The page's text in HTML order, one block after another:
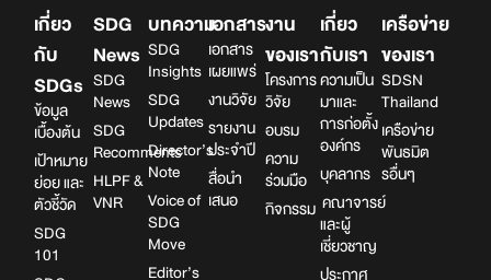
เกี่ยว
กับ
SDGs
ข้อมูล
เบื้องต้น
เป้าหมาย
ย่อย และ
ตัวชี้วัด
SDG
101
SDG
News
SDG
News
SDG
Recomments
HLPF &
VNR
บทความ
SDG
Insights
SDG
Updates
Director’s
Note
Voice of
SDG
Move
Editor’s
เอกสาร
เอกสาร
เผยแพร่
งานวิจัย
รายงาน
ประจำปี
สื่อนำ
เสนอ
งาน
ของเรา
โครงการ
วิจัย
อบรม
ความ
ร่วมมือ
กิจกรรม
เกี่ยว
กับเรา
ความเป็น
มาและ
การก่อตั้ง
องค์กร
บุคลากร
คณาจารย์
และผู้
เชี่ยวชาญ
ประกาศ
เครือข่าย
ของเรา
SDSN
Thailand
เครือข่าย
พันธมิต
รอื่นๆ